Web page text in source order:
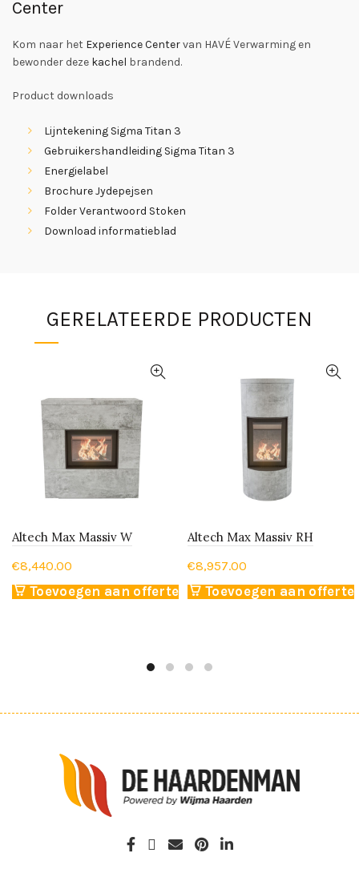
Center
Kom naar het Experience Centervan HAVÉ Verwarming en
bewonder deze kachel brandend.
Product downloads
Lijntekening Sigma Titan 3
Gebruikershandleiding Sigma Titan 3
Energielabel
Brochure Jydepejsen
Folder Verantwoord Stoken
Download informatieblad
GERELATEERDE PRODUCTEN
Altech Max Massiv W
€8,440.00
Toevoegen aan offerte
Altech Max Massiv RH
€8,957.00
Toevoegen aan offerte